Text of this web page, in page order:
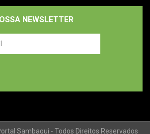
NEWSLETTER
Sambaqui - Todos Direitos Reservados